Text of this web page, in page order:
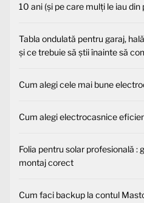
10 ani (și pe care mulți le iau din
Tabla ondulată pentru garaj,
și ce trebuie să știi înainte să
Cum alegi cele mai bune
Cum alegi electrocasnice
Folia pentru solar profesională :
montaj corect
Cum faci backup la contul